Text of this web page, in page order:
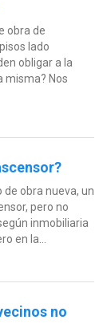
obra de
lado
obligar a la
misma? Nos
de obra nueva, un
pero no
inmobiliaria
en la...
no